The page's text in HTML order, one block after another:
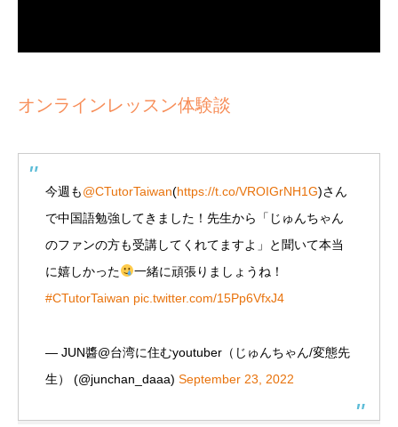
オンラインレッスン体験談
今週も@CTutorTaiwan(https://t.co/VROIGrNH1G)さん
で中国語勉強してきました！先生から「じゅんちゃん
のファンの方も受講してくれてますよ」と聞いて本当
に嬉しかった
一緒に頑張りましょうね！
#CTutorTaiwan pic.twitter.com/15Pp6VfxJ4
— JUN醬@台湾に住むyoutuber（じゅんちゃん/変態先
生） (@junchan_daaa) September 23, 2022